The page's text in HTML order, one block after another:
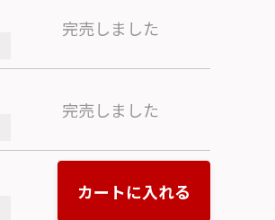
完売しました
完売しました
カートに入れる